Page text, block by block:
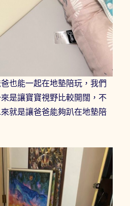
也能一起在地墊陪玩，我們
是讓寶寶視野比較開闊，不
就是讓爸爸能夠趴在地墊陪